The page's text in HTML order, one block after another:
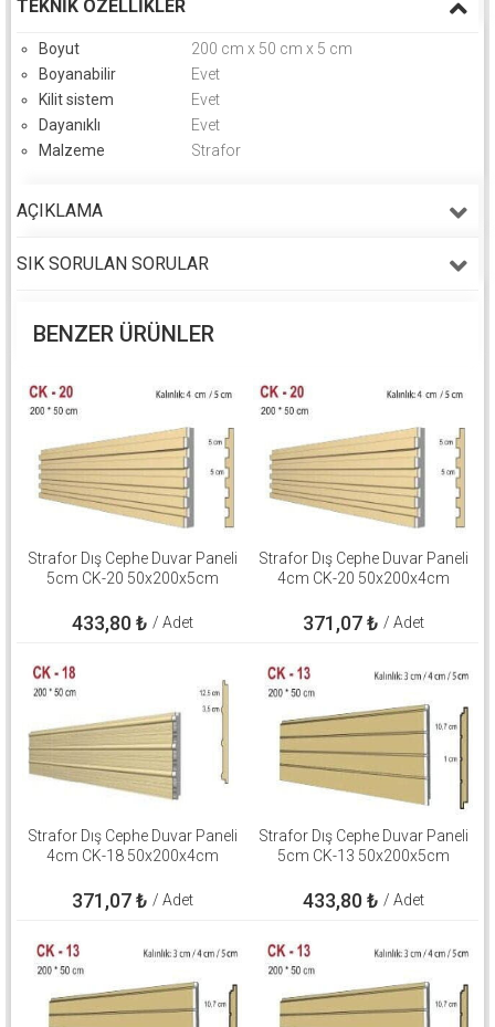
TEKNIK ÖZELLIKLER
Boyut
200 cm x 50 cm x 5 cm
Boyanabilir
Evet
Kilit sistem
Evet
Dayanıklı
Evet
Malzeme
Strafor
AÇIKLAMA
SIK SORULAN SORULAR
BENZER ÜRÜNLER
Strafor Dış Cephe Duvar Paneli
5cm CK-20 50x200x5cm
433,80₺ / Adet
Strafor Dış Cephe Duvar Paneli
4cm CK-20 50x200x4cm
371,07₺ / Adet
Strafor Dış Cephe Duvar Paneli
4cm CK-18 50x200x4cm
371,07₺ / Adet
Strafor Dış Cephe Duvar Paneli
5cm CK-13 50x200x5cm
433,80₺ / Adet